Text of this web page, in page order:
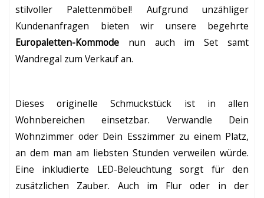
stilvoller Palettenmöbel! Aufgrund unzähliger
Kundenanfragen bieten wir unsere begehrte
Europaletten-Kommode nun auch im Set samt
Wandregal zum Verkauf an.
Dieses originelle Schmuckstück ist in allen
Wohnbereichen einsetzbar. Verwandle Dein
Wohnzimmer oder Dein Esszimmer zu einem Platz,
an dem man am liebsten Stunden verweilen würde.
Eine inkludierte LED-Beleuchtung sorgt für den
zusätzlichen Zauber. Auch im Flur oder in der